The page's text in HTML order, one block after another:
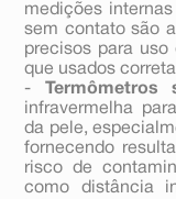
medições
sem contato são
precisos para uso
que usados
-
infravermelha
da pele,
fornecendo
risco de
como distância